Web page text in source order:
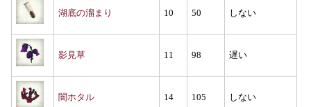
湖底の溜まり 10 50 しない
影見草 11 98 遅い
闇ホタル 14 105 しない